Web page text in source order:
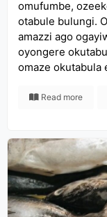
omufumbe,
otabule bulungi.
amazzi ago
oyongere
omaze
Read more